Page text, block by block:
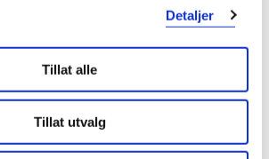
Detaljer
Tillat alle
Tillat utvalg
nyttig?